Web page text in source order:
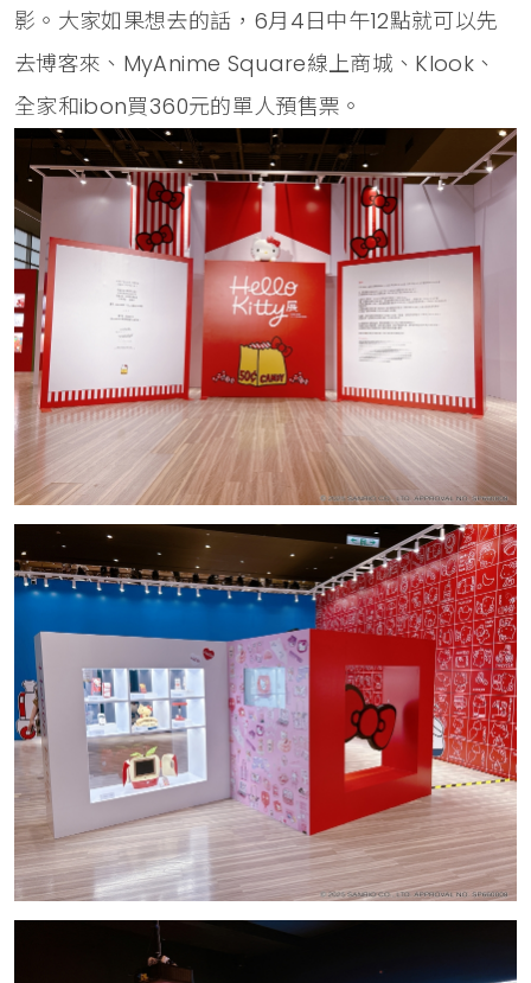
影。大家如果想去的話，6月4日中午12點就可以先
去博客來、MyAnime Square線上商城、Klook、
全家和ibon買360元的單人預售票。